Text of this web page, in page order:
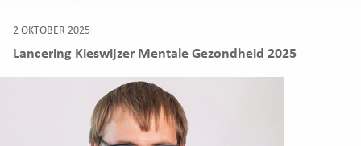
2 OKTOBER 2025
Lancering Kieswijzer Mentale Gezondheid 2025